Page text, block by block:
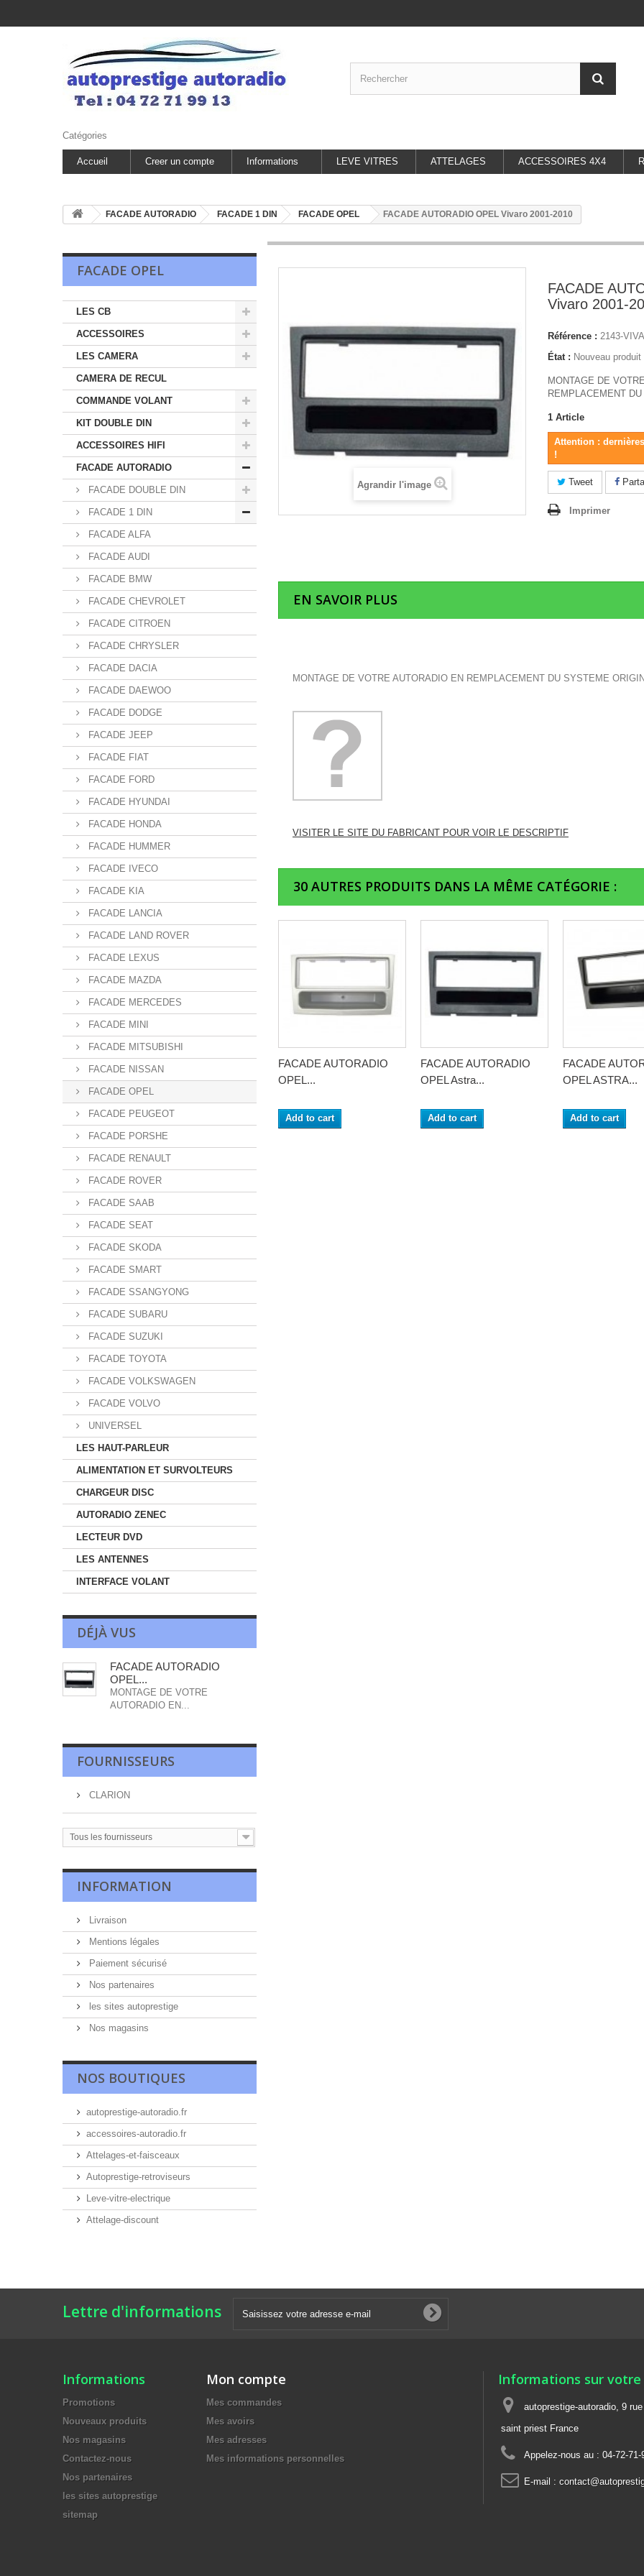
Catégories
Accueil Creer un compte Informations LEVE VITRES ATTELAGES ACCESSOIRES 4X4
FACADE AUTORADIO FACADE 1 DIN FACADE OPEL FACADE AUTORADIO OPEL Vivaro 2001-2010
FACADE OPEL
LES CB
ACCESSOIRES
LES CAMERA
CAMERA DE RECUL
COMMANDE VOLANT
KIT DOUBLE DIN
ACCESSOIRES HIFI
FACADE AUTORADIO
FACADE DOUBLE DIN
FACADE 1 DIN
FACADE ALFA
FACADE AUDI
FACADE BMW
FACADE CHEVROLET
FACADE CITROEN
FACADE CHRYSLER
FACADE DACIA
FACADE DAEWOO
FACADE DODGE
FACADE JEEP
FACADE FIAT
FACADE FORD
FACADE HYUNDAI
FACADE HONDA
FACADE HUMMER
FACADE IVECO
FACADE KIA
FACADE LANCIA
FACADE LAND ROVER
FACADE LEXUS
FACADE MAZDA
FACADE MERCEDES
FACADE MINI
FACADE MITSUBISHI
FACADE NISSAN
FACADE OPEL
FACADE PEUGEOT
FACADE PORSHE
FACADE RENAULT
FACADE ROVER
FACADE SAAB
FACADE SEAT
FACADE SKODA
FACADE SMART
FACADE SSANGYONG
FACADE SUBARU
FACADE SUZUKI
FACADE TOYOTA
FACADE VOLKSWAGEN
FACADE VOLVO
UNIVERSEL
LES HAUT-PARLEUR
ALIMENTATION ET SURVOLTEURS
CHARGEUR DISC
AUTORADIO ZENEC
LECTEUR DVD
LES ANTENNES
INTERFACE VOLANT
DÉJÀ VUS
FACADE AUTORADIO
OPEL...
MONTAGE DE VOTRE
AUTORADIO EN...
FOURNISSEURS
CLARION
Tous les fournisseurs
INFORMATION
Livraison
Mentions légales
Paiement sécurisé
Nos partenaires
les sites autoprestige
Nos magasins
NOS BOUTIQUES
autoprestige-autoradio.fr
accessoires-autoradio.fr
Attelages-et-faisceaux
Autoprestige-retroviseurs
Leve-vitre-electrique
Attelage-discount
Agrandir l'image
FACADE
Vivaro 2001-
Référence : 2143-
État : Nouveau produit
MONTAGE DE
REMPLACEMENT
1 Article
Attention :
!
Tweet
Imprimer
EN SAVOIR PLUS
MONTAGE DE VOTRE AUTORADIO EN REMPLACEMENT DU SYSTEME
VISITER LE SITE DU FABRICANT POUR VOIR LE DESCRIPTIF
30 AUTRES PRODUITS DANS LA MÊME CATÉGORIE :
FACADE AUTORADIO
OPEL...
Add to cart
FACADE AUTORADIO
OPEL Astra...
Add to cart
FACADE
OPEL ASTRA...
Add to cart
Lettre d'informations
Informations
Promotions
Nouveaux produits
Nos magasins
Contactez-nous
Nos partenaires
les sites autoprestige
sitemap
Mon compte
Mes commandes
Mes avoirs
Mes adresses
Mes informations personnelles
Informations sur
autoprestige-autoradio, 9
saint priest France
Appelez-nous au : 04-72-71-
E-mail :